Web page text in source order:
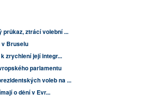
ztrácí volební ...
v Bruselu
zrychlení její integr...
parlamentu
voleb na ...
o dění v Evr...